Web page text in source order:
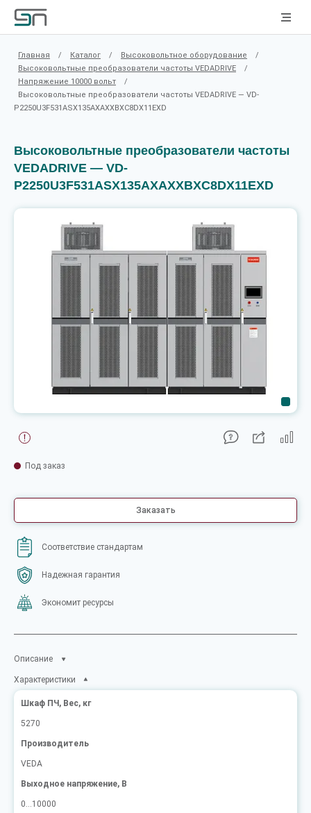
Главная / Каталог / Высоковольтное оборудование
/
Высоковольтные преобразователи частоты VEDADRIVE
/
Напряжение 10000 вольт
/
Высоковольтные преобразователи частоты VEDADRIVE — VD-
P2250U3F531ASX135AXAXXBXC8DX11EXD
Высоковольтные преобразователи частоты
VEDADRIVE — VD-
P2250U3F531ASX135AXAXXBXC8DX11EXD
Под заказ
Заказать
Соответствие стандартам
Надежная гарантия
Экономит ресурсы
Описание
Характеристики
Шкаф ПЧ, Вес, кг
5270
Производитель
VEDA
Выходное напряжение, В
0...10000